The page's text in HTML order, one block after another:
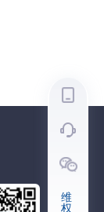
维
权